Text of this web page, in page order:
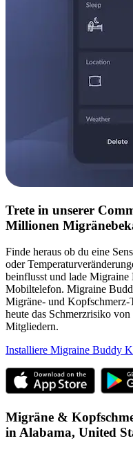
Trete in unserer
Millionen
Finde heraus ob du eine
oder
beinflusst und lade
Mobiltelefon. Migraine
Migräne- und Kopfschmerz-
heute das Schmerzrisiko
Mitgliedern.
Installiere Migraine Buddy
Migräne &
in Alabama, United